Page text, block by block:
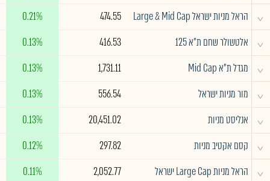
^ הראל מניות ישראל Large & Mid Cap 474.55
0.21%
^ אלטשולר שחם ת"א 125 416.53
0.13%
^ מגדל ת"א Mid Cap 1,731.11
0.13%
^ מור מניות ישראל 556.54
0.13%
^ אנליסט מניות 20,451.02
0.13%
^ קסם אקטיב מניות 297.82
0.12%
^ הראל מניות Large Cap ישראל 2,052.77
0.11%